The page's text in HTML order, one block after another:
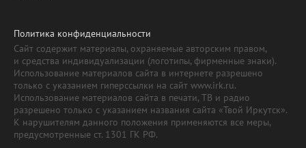
Политика конфиденциальности
Сайт содержит материалы, охраняемые авторским правом,
и средства индивидуализации (логотипы, фирменные знаки).
Использование материалов сайта в интернете разрешено
только с указанием гиперссылки на сайт www.irk.ru.
Использование материалов сайта в печати, ТВ и радио
разрешено только с указанием названия сайта «Твой Иркутск».
К нарушителям данного положения применяются все меры,
предусмотренные ст. 1301 ГК РФ.